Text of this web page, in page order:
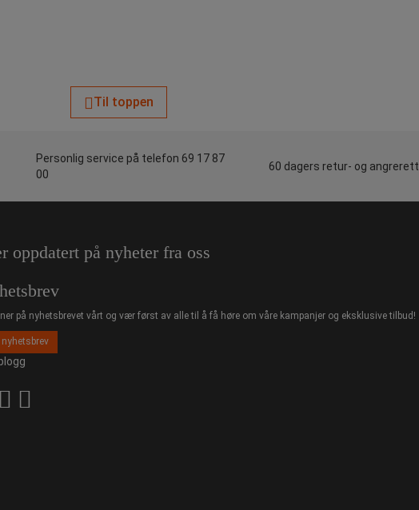
Til toppen
Personlig service på telefon 69 17 87
00
60 dagers retur- og angrerett
oppdatert på nyheter fra oss
på nyhetsbrevet vårt og vær først av alle til å få høre om våre kampanjer og eksklusive tilbud!